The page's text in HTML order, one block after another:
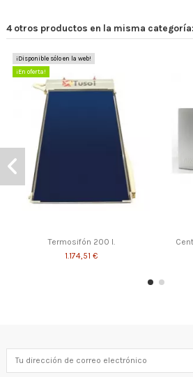
4 otros productos en la misma categoría:
¡Disponible sólo en la web!
¡En oferta!
Termosifón 200 l.
1.174,51 €